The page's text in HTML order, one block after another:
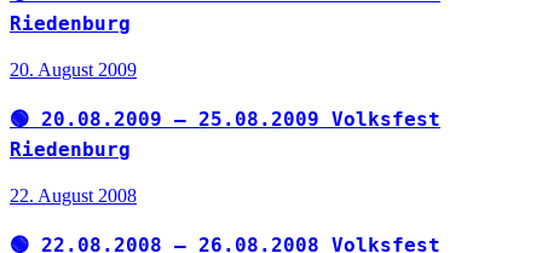
Riedenburg
20. August 2009
🟢 20.08.2009 – 25.08.2009 Volksfest
Riedenburg
22. August 2008
🟢 22.08.2008 – 26.08.2008 Volksfest